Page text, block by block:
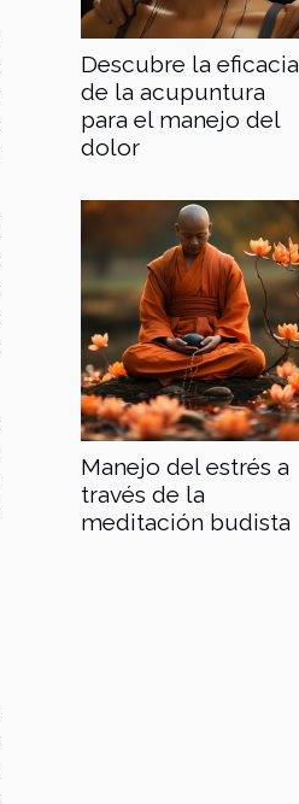
Descubre la eficacia
de la acupuntura
para el manejo del
dolor
Manejo del estrés a
través de la
meditación budista